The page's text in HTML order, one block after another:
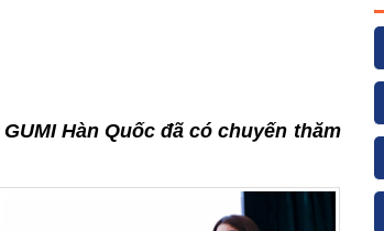
Hàn Quốc đã có chuyến thăm